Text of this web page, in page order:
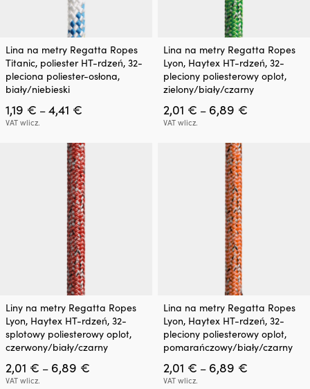
Ten
produkt
ma
wiele
wariantów.
Opcje
można
Lina na metry Regatta Ropes
Titanic, poliester HT-rdzeń, 32-
pleciona poliester-osłona,
biały/niebieski
1,19 € –4,41 €
1,19 €
do
4,41 €
VAT wlicz.
Ten
produkt
ma
wiele
wariantów.
Opcje
można
Lina na metry Regatta Ropes
Lyon, Haytex HT-rdzeń, 32-
pleciony poliesterowy oplot,
zielony/biały/czarny
2,01 € – 6,89 €Zakres
VAT wlicz.
Ten
produkt
ma
wiele
wariantów.
Opcje
można
Liny na metry Regatta Ropes
Lyon, Haytex HT-rdzeń, 32-
splotowy poliesterowy oplot,
czerwony/biały/czarny
2,01 € – 6,89 €
VAT wlicz.
Ten
produkt
ma
wiele
wariantów.
Opcje
można
Lina na metry Regatta Ropes
Lyon, Haytex HT-rdzeń, 32-
pleciony poliesterowy oplot,
pomarańczowy/biały/czarny
2,01 € – 6,89 €Zakres
VAT wlicz.